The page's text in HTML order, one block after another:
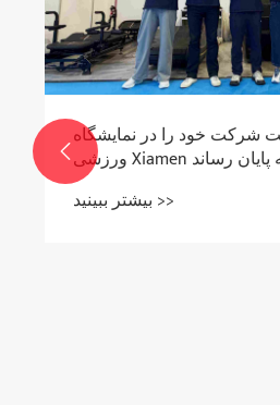
شرکت خود را در نمایشگاه
بیشتر ببینید >>
